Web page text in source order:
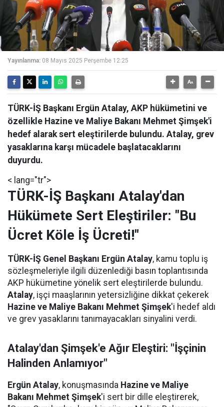
Yayınlanma: 08 Mayıs 2025 Perşembe 12:25
TÜRK-İŞ Başkanı Ergün Atalay, AKP hükümetini ve
özellikle Hazine ve Maliye Bakanı Mehmet Şimşek'i
hedef alarak sert eleştirilerde bulundu. Atalay, grev
yasaklarına karşı mücadele başlatacaklarını
duyurdu.
< lang="tr">
TÜRK-İŞ Başkanı Atalay'dan
Hükümete Sert Eleştiriler: "Bu
Ücret Köle İş Ücreti!"
TÜRK-İŞ Genel Başkanı Ergün Atalay, kamu toplu iş
sözleşmeleriyle ilgili düzenlediği basın toplantısında
AKP hükümetine yönelik sert eleştirilerde bulundu.
Atalay, işçi maaşlarının yetersizliğine dikkat çekerek
Hazine ve Maliye Bakanı Mehmet Şimşek'i hedef aldı
ve grev yasaklarını tanımayacakları sinyalini verdi.
Atalay'dan Şimşek'e Ağır Eleştiri: "İşçinin
Halinden Anlamıyor"
Ergün Atalay, konuşmasında Hazine ve Maliye
Bakanı Mehmet Şimşek'i sert bir dille eleştirerek,